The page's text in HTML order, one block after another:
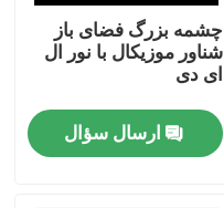
چشمه بزرگ فضای باز
شناور موزیکال با نور ال
ای دی
ارسال سؤال